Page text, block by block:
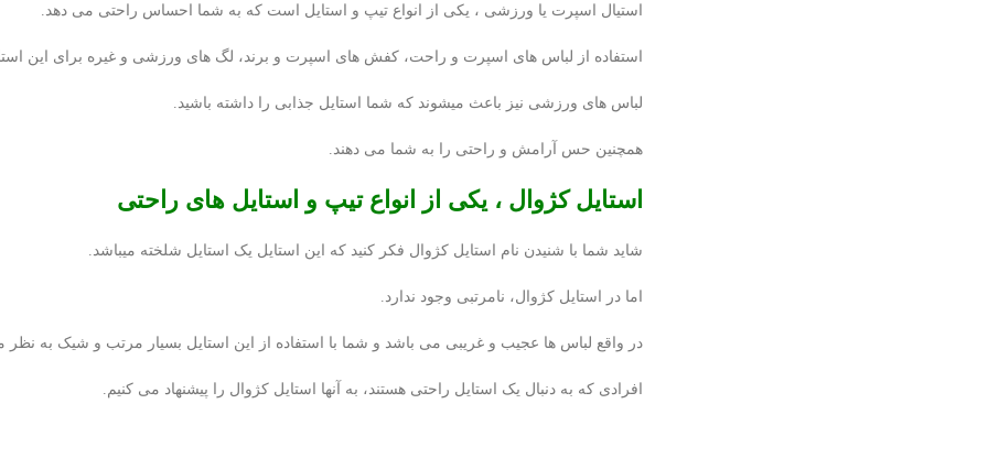
استیال اسپرت یا ورزشی ، یکی از انواع تیپ و استایل است که به شما احساس راحتی می دهد.
استفاده از لباس های اسپرت و راحت، کفش های اسپرت و برند، لگ های ورزشی و غیره برای این
لباس های ورزشی نیز باعث میشوند که شما استایل جذابی را داشته باشید.
همچنین حس آرامش و راحتی را به شما می دهند.
استایل کژوال ، یکی از انواع تیپ و استایل های راحتی
شاید شما با شنیدن نام استایل کژوال فکر کنید که این استایل یک استایل شلخته میباشد.
اما در استایل کژوال، نامرتبی وجود ندارد.
در واقع لباس ها عجیب و غریبی می باشد و شما با استفاده از این استایل بسیار مرتب و شیک به نظر
افرادی که به دنبال یک استایل راحتی هستند، به آنها استایل کژوال را پیشنهاد می کنیم.